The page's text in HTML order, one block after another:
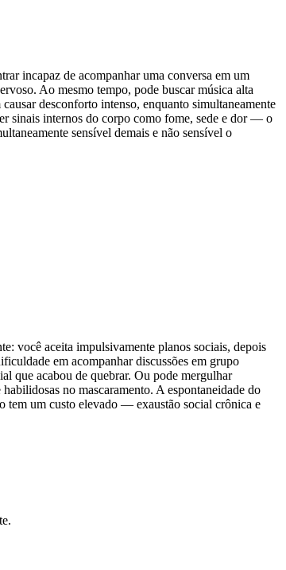
incapaz de acompanhar uma conversa em um
Ao mesmo tempo, pode buscar música alta
desconforto intenso, enquanto simultaneamente
sinais internos do corpo como fome, sede e dor — o
sensível demais e não sensível o
você aceita impulsivamente planos sociais, depois
em acompanhar discussões em grupo
que acabou de quebrar. Ou pode mergulhar
no mascaramento. A espontaneidade do
tem um custo elevado — exaustão social crônica e